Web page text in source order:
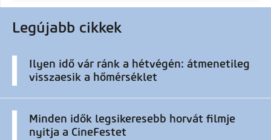
Legújabb cikkek
Ilyen idő vár ránk a hétvégén: átmenetileg
visszaesik a hőmérséklet
Minden idők legsikeresebb horvát filmje
nyitja a CineFestet